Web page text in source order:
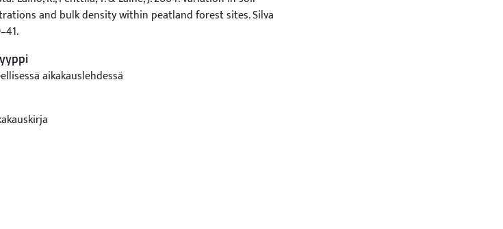
and bulk density within peatland forest sites. Silva
aikakauslehdessä